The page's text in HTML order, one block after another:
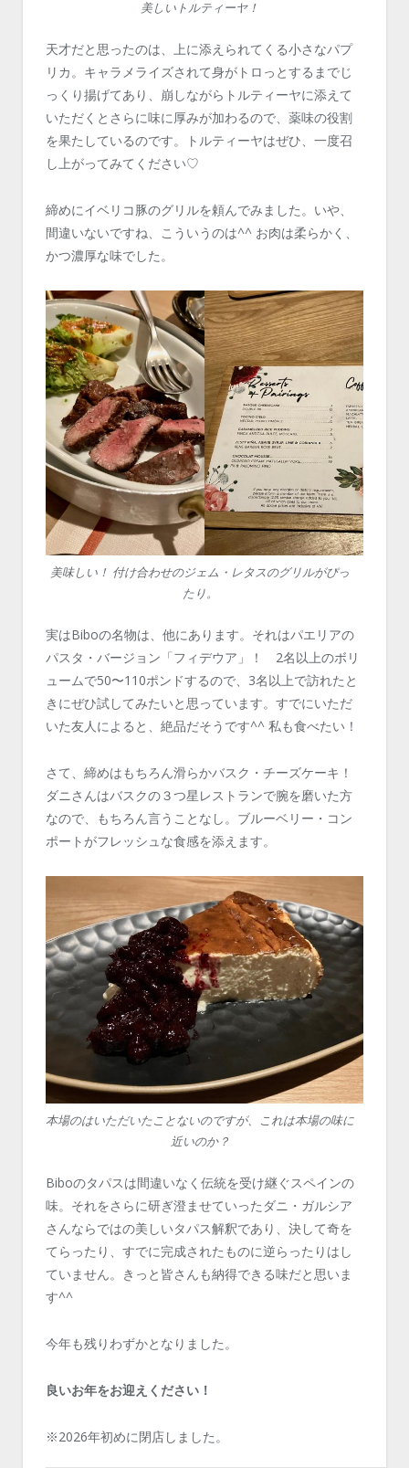
美しいトルティーヤ！
天才だと思ったのは、上に添えられてくる小さなパプ
リカ。キャラメライズされて身がトロっとするまでじ
っくり揚げてあり、崩しながらトルティーヤに添えて
いただくとさらに味に厚みが加わるので、薬味の役割
を果たしているのです。トルティーヤはぜひ、一度召
し上がってみてください♡
締めにイベリコ豚のグリルを頼んでみました。いや、
間違いないですね、こういうのは^^ お肉は柔らかく、
かつ濃厚な味でした。
美味しい！ 付け合わせのジェム・レタスのグリルがぴっ
たり。
実はBiboの名物は、他にあります。それはパエリアの
パスタ・バージョン「フィデウア」！ 2名以上のボリ
ュームで50〜110ポンドするので、3名以上で訪れたと
きにぜひ試してみたいと思っています。すでにいただ
いた友人によると、絶品だそうです^^ 私も食べたい！
さて、締めはもちろん滑らかバスク・チーズケーキ！
ダニさんはバスクの３つ星レストランで腕を磨いた方
なので、もちろん言うことなし。ブルーベリー・コン
ポートがフレッシュな食感を添えます。
本場のはいただいたことないのですが、これは本場の味に
近いのか？
Biboのタパスは間違いなく伝統を受け継ぐスペインの
味。それをさらに研ぎ澄ませていったダニ・ガルシア
さんならではの美しいタパス解釈であり、決して奇を
てらったり、すでに完成されたものに逆らったりはし
ていません。きっと皆さんも納得できる味だと思いま
す^^
今年も残りわずかとなりました。
良いお年をお迎えください！
※2026年初めに閉店しました。